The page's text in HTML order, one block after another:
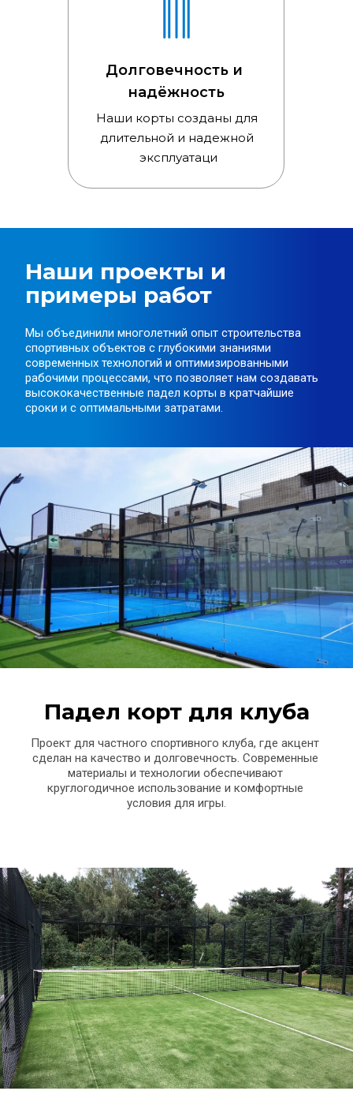
Наши корты созданы для
длительной и надежной
эксплуатаци
Долговечность и
надёжность
Наши проекты и
примеры работ
Мы объединили многолетний опыт строительства
спортивных объектов с глубокими знаниями
современных технологий и оптимизированными
рабочими процессами, что позволяет нам создавать
высококачественные падел корты в кратчайшие
сроки и с оптимальными затратами.
Падел корт для клуба
Проект для частного спортивного клуба, где акцент
сделан на качество и долговечность. Современные
материалы и технологии обеспечивают
круглогодичное использование и комфортные
условия для игры.